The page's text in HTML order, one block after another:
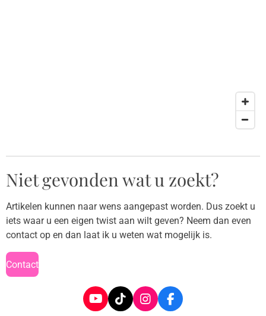
Niet gevonden wat u zoekt?
Artikelen kunnen naar wens aangepast worden. Dus zoekt u
iets waar u een eigen twist aan wilt geven? Neem dan even
contact op en dan laat ik u weten wat mogelijk is.
Contact
Y
T
I
F